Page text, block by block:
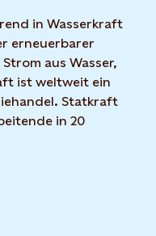
in Wasserkraft
erneuerbarer
aus Wasser,
ist weltweit ein
Statkraft
in 20